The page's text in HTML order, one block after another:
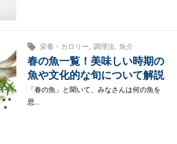
栄養・カロリー, 調理法, 魚介
春の魚一覧！美味しい時期の
魚や文化的な旬について解説
「春の魚」と聞いて、みなさんは何の魚を
思...